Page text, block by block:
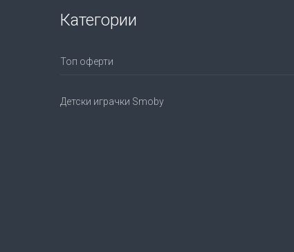
Категории
Топ оферти
Детски играчки Smoby